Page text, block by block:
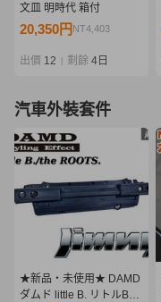
文皿 明時代 箱付
20,350円 NT4,403
出價 12 剩餘 4日
汽車外裝套件
★新品・未使用★ DAMD
ダムド little B. リトルB